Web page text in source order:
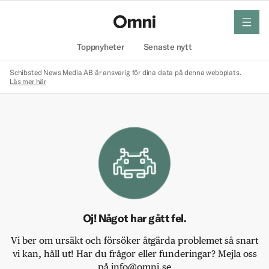
Toppnyheter Senaste nytt
meny
Schibsted News Media AB är ansvarig för dina data på denna webbplats.
Läs mer här
Oj! Något har gått fel.
Vi ber om ursäkt och försöker åtgärda problemet så snart
vi kan, håll ut! Har du frågor eller funderingar? Mejla oss